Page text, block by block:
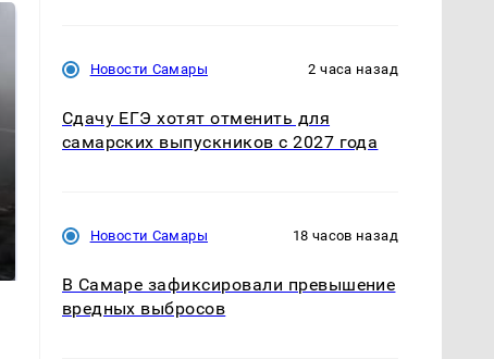
было с 1945: чего
В магазинах России
ажиотаж из-за этого
Новости Самары 2 часа назад
Сдачу ЕГЭ хотят отменить для
самарских выпускников с 2027 года
Новости Самары 18 часов назад
В Самаре зафиксировали превышение
вредных выбросов